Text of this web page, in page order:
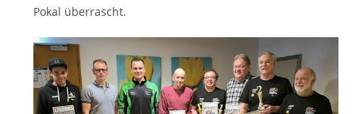
Pokal überrascht.